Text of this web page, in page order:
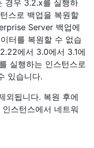
경우 3.2.x를 실행하
스로 백업을 복원할
Server 백업에
터를 복원할 수 없습
에서 3.0에서 3.1에
실행하는 인스턴스로
있습니다.
외됩니다. 복원 후에
스턴스에서 네트워